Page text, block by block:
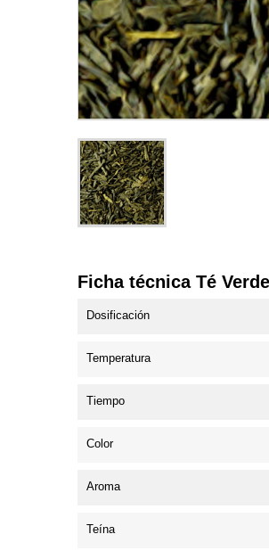
Ficha técnica Té
Dosificación
Temperatura
Tiempo
Color
Aroma
Teína